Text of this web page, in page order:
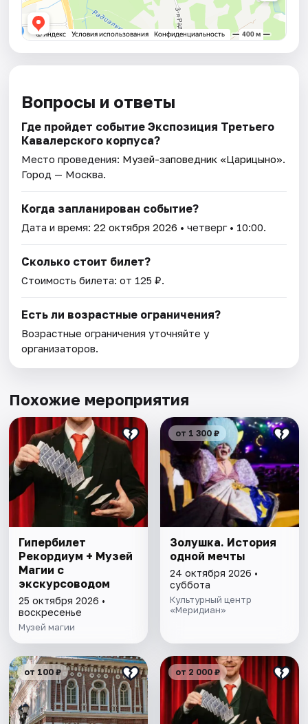
Вопросы и ответы
Где пройдет событие Экспозиция Третьего
Кавалерского корпуса?
Место проведения: Музей-заповедник «Царицыно».
Город — Москва.
Когда запланирован событие?
Дата и время:22 октября 2026 • четверг • 10:00.
Сколько стоит билет?
Стоимость билета: от 125 ₽.
Есть ли возрастные ограничения?
Возрастные ограничения уточняйте у
организаторов.
Похожие мероприятия
Гипербилет
Рекордиум + Музей
Магии с
экскурсоводом
25 октября 2026 •
воскресенье
Музей магии
от 1 300 ₽
Золушка. История
одной мечты
24 октября 2026 •
суббота
Культурный центр
«Меридиан»
от 100 ₽ от 2 000 ₽